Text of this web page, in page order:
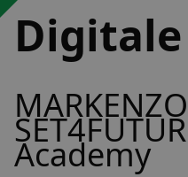
Academy